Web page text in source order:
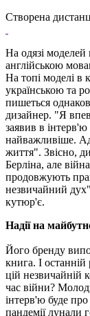
Створена
На одязі моделей
англійською
На топі моделі в
українською та
пишеться
дизайнер. "Я
заявив в
найважливіше.
життя". Звісно,
Берліна, але
продовжують
незвичайний
кутюр'є.
Надії на
Його бренду
книга. І
цій незвичайній
час війни?
інтерв'ю буде
пандемії лунали